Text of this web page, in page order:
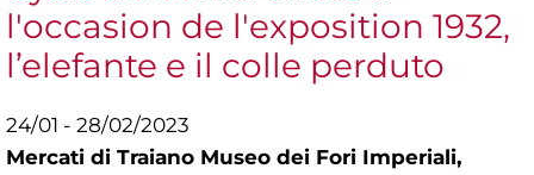
l'occasion de l'exposition 1932,
l’elefante e il colle perduto
24/01 - 28/02/2023
Mercati di Traiano Museo dei Fori Imperiali,